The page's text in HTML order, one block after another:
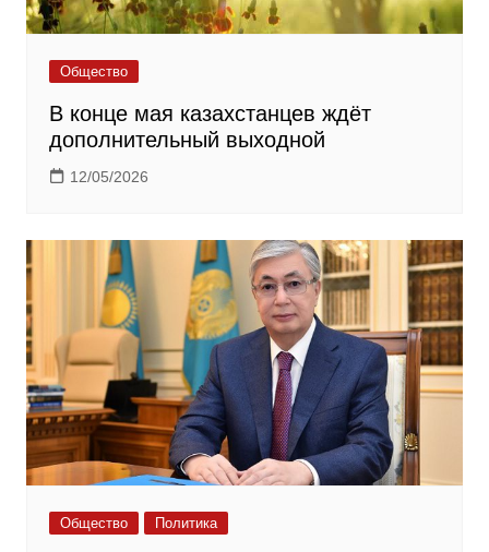
Общество
В конце мая казахстанцев ждёт
дополнительный выходной
12/05/2026
Общество Политика